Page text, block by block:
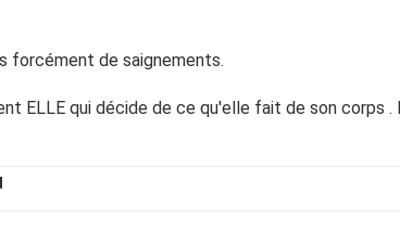
forcément de saignements.
ELLE qui décide de ce qu'elle fait de son corps .